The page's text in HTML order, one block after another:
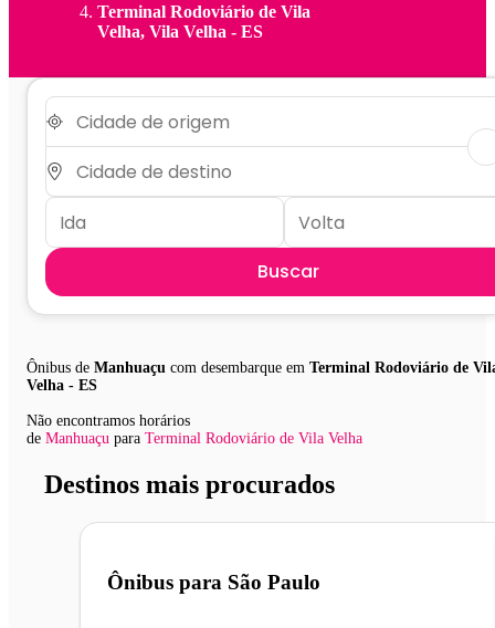
Terminal Rodoviário de Vila
Velha, Vila Velha - ES
Buscar
Ônibus de Manhuaçu com desembarque em Terminal Rodoviário de
Velha - ES
Não encontramos horários
de Manhuaçu para Terminal Rodoviário de Vila Velha
Destinos mais procurados
Ônibus para São Paulo